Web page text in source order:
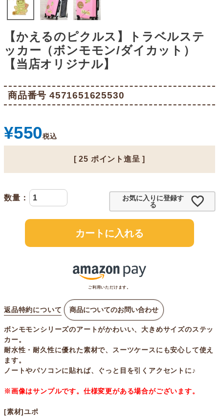
【かえるのピクルス】トラベルステ
ッカー（ボンモモン/ダイカット）
【当店オリジナル】
商品番号 4571651625530
¥550税込
[ 25 ポイント進呈 ]
お気に入りに登録す
る
カートに入れる
ご利用いただけます。
返品特約について 商品についてのお問い合わせ
ボンモモンシリーズのアートがかわいい、大きめサイズのステッ
カー。
耐水性・耐久性に優れた素材で、スーツケースにも安心して使え
ます。
ノートやパソコンに貼れば、ぐっと目を引くアクセントに♪
※画像はサンプルです。仕様変更がある場合がございます。
[素材]ユポ